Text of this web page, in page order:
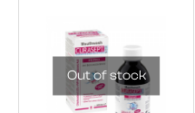
Out of stock